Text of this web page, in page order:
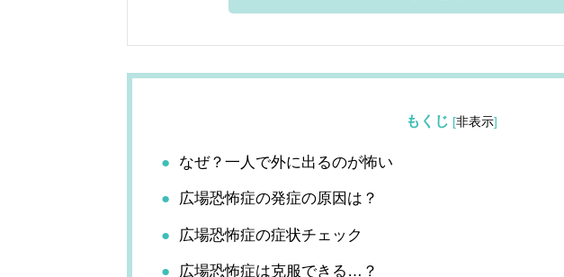
もくじ [非表示]
なぜ？一人で外に出るのが怖い
広場恐怖症の発症の原因は？
広場恐怖症の症状チェック
広場恐怖症は克服できる…？